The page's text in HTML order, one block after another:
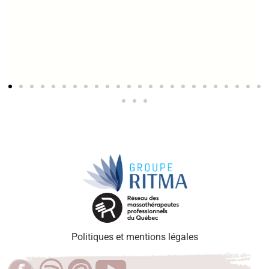
Politiques et mentions légales